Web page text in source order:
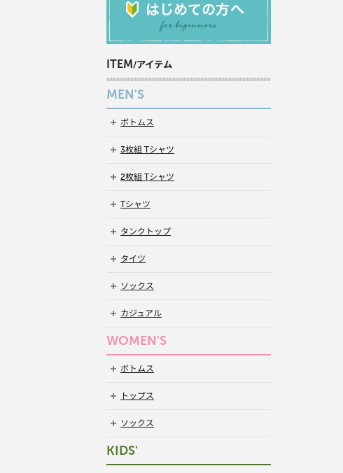
ITEM/アイテム
MEN'S
ボトムス
3枚組 Tシャツ
2枚組 Tシャツ
Tシャツ
タンクトップ
タイツ
ソックス
カジュアル
WOMEN'S
ボトムス
トップス
ソックス
KIDS'